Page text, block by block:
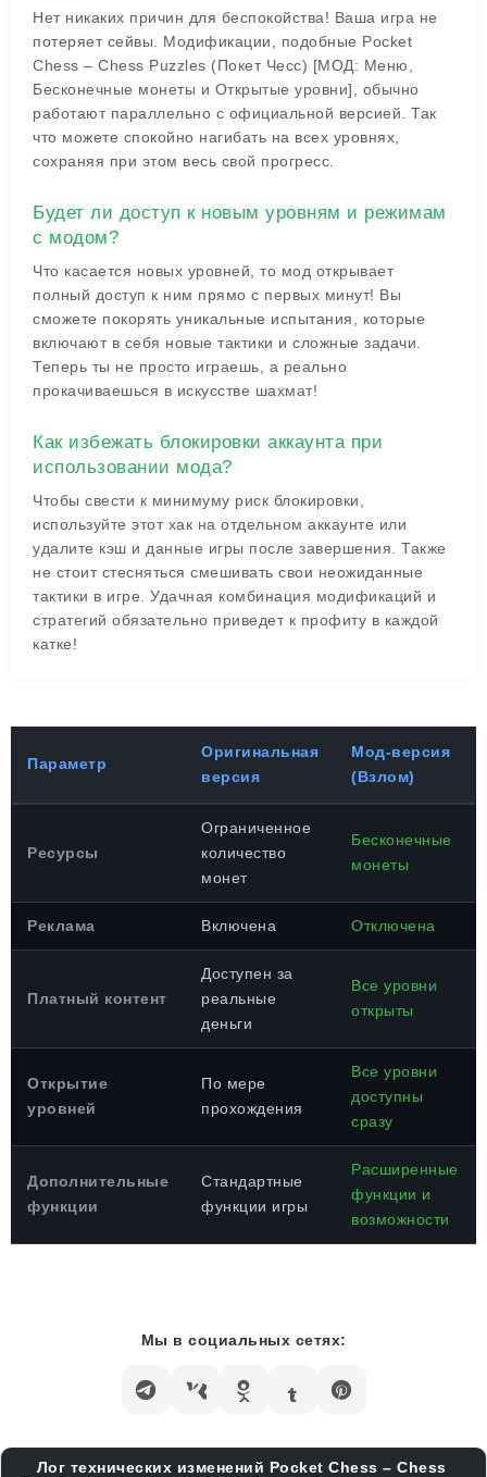
Нет никаких причин для беспокойства! Ваша игра не
потеряет сейвы. Модификации, подобные Pocket
Chess – Chess Puzzles (Покет Чесс) [МОД: Меню,
Бесконечные монеты и Открытые уровни], обычно
работают параллельно с официальной версией. Так
что можете спокойно нагибать на всех уровнях,
сохраняя при этом весь свой прогресс.
Будет ли доступ к новым уровням и режимам
с модом?
Что касается новых уровней, то мод открывает
полный доступ к ним прямо с первых минут! Вы
сможете покорять уникальные испытания, которые
включают в себя новые тактики и сложные задачи.
Теперь ты не просто играешь, а реально
прокачиваешься в искусстве шахмат!
Как избежать блокировки аккаунта при
использовании мода?
Чтобы свести к минимуму риск блокировки,
используйте этот хак на отдельном аккаунте или
удалите кэш и данные игры после завершения. Также
не стоит стесняться смешивать свои неожиданные
тактики в игре. Удачная комбинация модификаций и
стратегий обязательно приведет к профиту в каждой
катке!
Параметр
Оригинальная
версия
Мод-версия
(Взлом)
Ресурсы
Ограниченное
количество
монет
Бесконечные
монеты
Реклама Включена Отключена
Платный контент
Доступен за
реальные
деньги
Все уровни
открыты
Открытие
уровней
По мере
прохождения
Все уровни
доступны
сразу
Дополнительные
функции
Стандартные
функции игры
Расширенные
функции и
возможности
Мы в социальных сетях:
Лог технических изменений Pocket Chess – Chess